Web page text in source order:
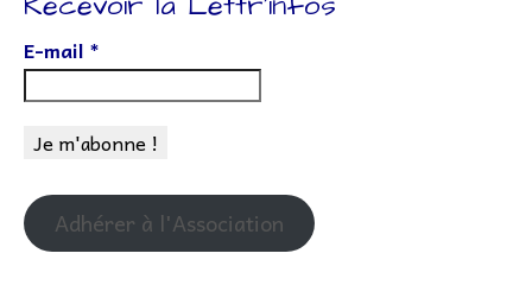
E-mail *
Adhérer à l'Association